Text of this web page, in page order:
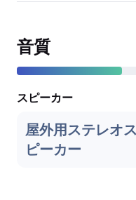
音質
スピーカー
屋外用ステレオス
ピーカー